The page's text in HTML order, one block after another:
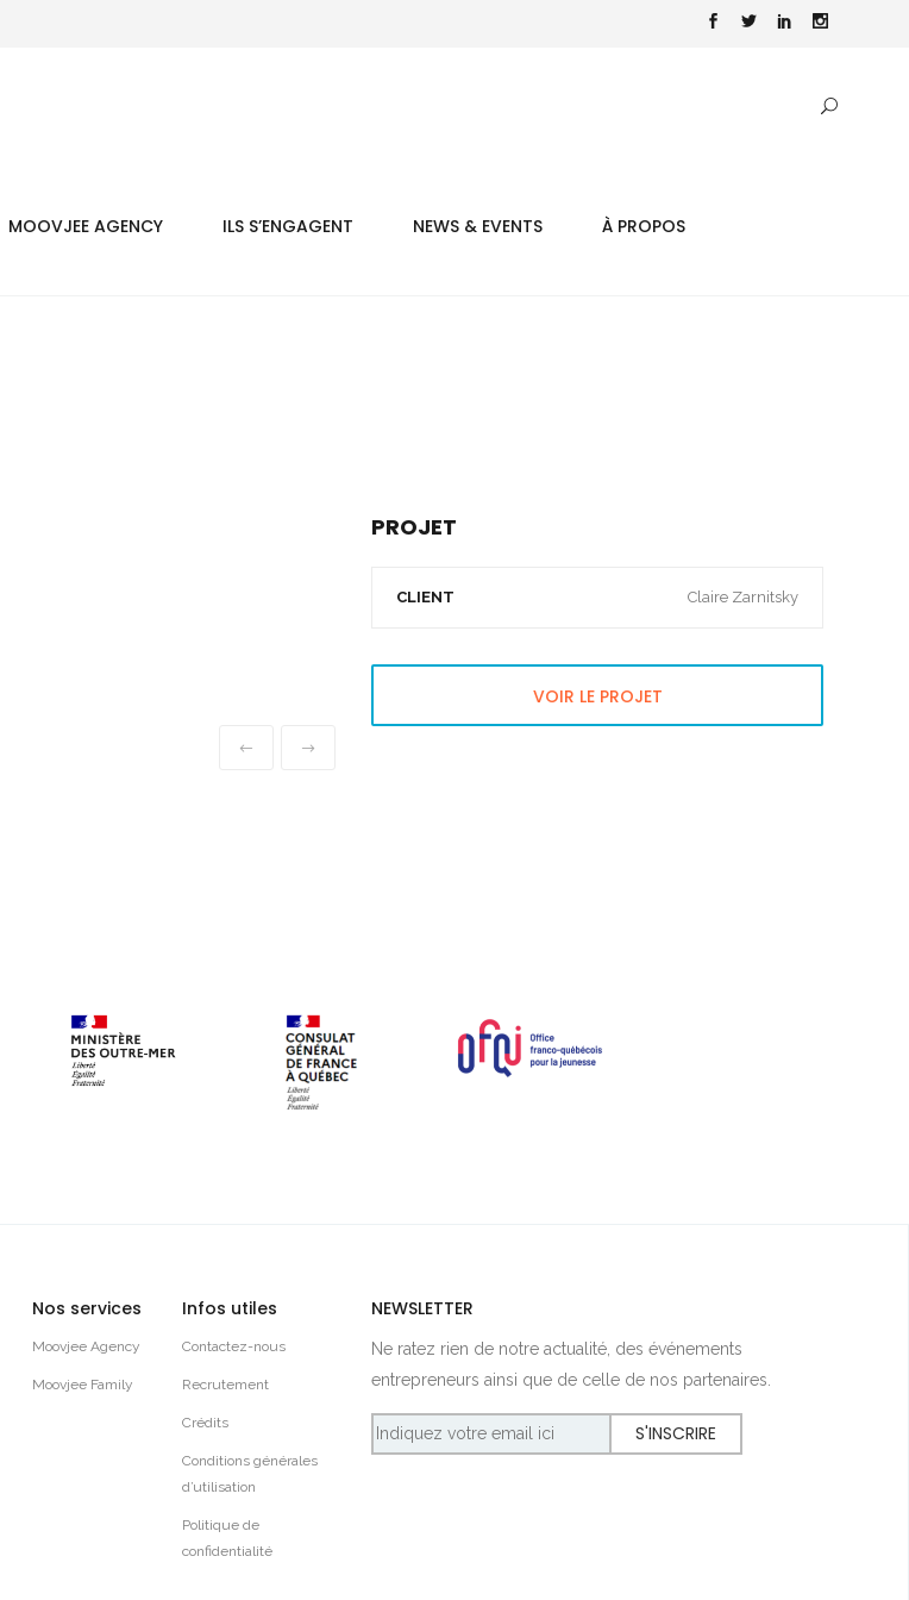
MOOVJEE AGENCY ILS S’ENGAGENT NEWS & EVENTS À PROPOS
PROJET
CLIENT Claire Zarnitsky
VOIR LE PROJET
Nos services
Moovjee Agency
Moovjee Family
Infos utiles
Contactez-nous
Recrutement
Crédits
Conditions générales
d’utilisation
Politique de
confidentialité
NEWSLETTER
Ne ratez rien de notre actualité, des événements
entrepreneurs ainsi que de celle de nos partenaires.